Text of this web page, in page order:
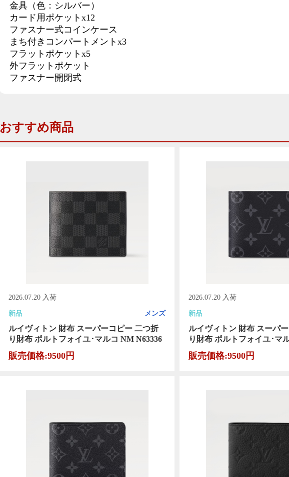
金具（色：シルバー）
カード用ポケットx12
ファスナー式コインケース
まち付きコンパートメントx3
フラットポケットx5
外フラットポケット
ファスナー開閉式
おすすめ商品
2026.07.20 入荷
新品 メンズ
ルイヴィトン 財布 スーパーコピー 二つ折
り財布 ポルトフォイユ･マルコ NM N63336
販売価格:9500円
2026.07.20 入荷
新品
ルイヴィトン 財布 スーパ
り財布 ポルトフォイユ･マ
販売価格:9500円